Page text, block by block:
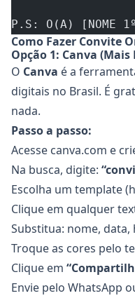
P.S: O(A) [NOME
Como Fazer Convite
Opção 1: Canva
O Canva é a
digitais no Brasil. É
nada.
Passo a passo:
Acesse canva.com e
Na busca, digite:
Escolha um template
Clique em qualquer
Substitua: nome,
Troque as cores pelo
Clique em
Envie pelo WhatsApp